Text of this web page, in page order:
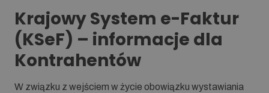
Krajowy System e-Faktur
(KSeF) – informacje dla
Kontrahentów
W związku z wejściem w życie obowiązku wystawiania